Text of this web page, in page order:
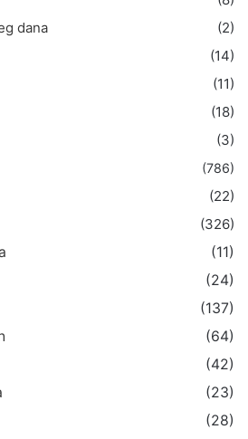
dana
(2)
(14)
(11)
(18)
(3)
(786)
(22)
(326)
(11)
(24)
(137)
(64)
(42)
(23)
(28)